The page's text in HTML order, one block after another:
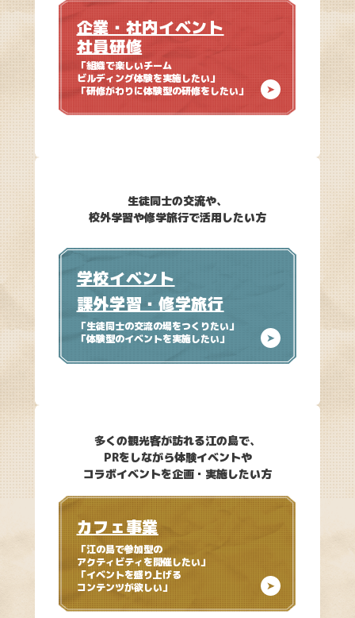
企業・社内イベント
社員研修
「組織で楽しいチーム
ビルディング体験を実施したい」
「研修がわりに体験型の研修をしたい」
生徒同士の交流や、
校外学習や修学旅行で活用したい方
学校イベント
課外学習・修学旅行
「生徒同士の交流の場をつくりたい」
「体験型のイベントを実施したい」
多くの観光客が訪れる江の島で、
PRをしながら体験イベントや
コラボイベントを企画・実施したい方
カフェ事業
「江の島で参加型の
アクティビティを開催したい」
「イベントを盛り上げる
コンテンツが欲しい」